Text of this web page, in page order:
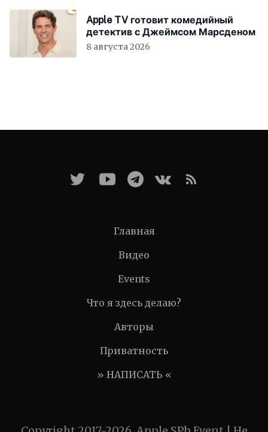
Apple TV готовит комедийный
детектив с Джеймсом Марсденом
8 августа 2026
Главная
Видео
Events
Что я здесь делаю?
Авторы
Приватность
» НАПИСАТЬ «